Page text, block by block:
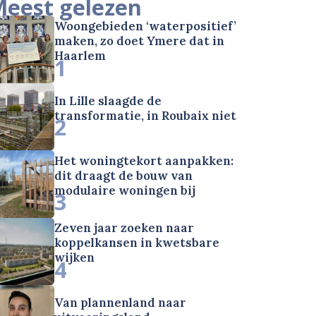
gelezen
Woongebieden ‘waterpositief’
maken, zo doet Ymere dat in
Haarlem
1
In Lille slaagde de
transformatie, in Roubaix niet
2
Het woningtekort aanpakken:
dit draagt de bouw van
modulaire woningen bij
3
Zeven jaar zoeken naar
koppelkansen in kwetsbare
wijken
4
Van plannenland naar